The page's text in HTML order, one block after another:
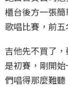
櫃台後方一張
歌唱比賽，前五
吉他先不買了
是初賽，剛開
們唱得那麼難